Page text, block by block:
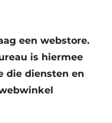
een webstore.
is hiermee
die diensten en